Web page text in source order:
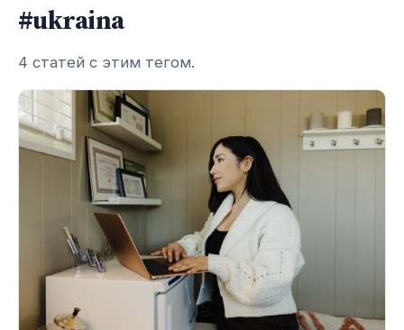
#ukraina
4 статей с этим тегом.